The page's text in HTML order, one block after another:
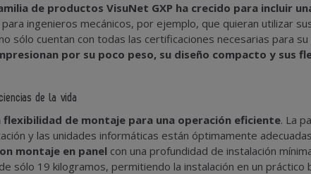
de productos VisuNet GXP ha crecido para incluir
ingenieros mecánicos, por ejemplo, que quieran utilizar
sólo cuentan con todas las certificaciones necesarias para
por su poco peso, su diseño compacto y sus
de la vida
flexibilidad de montaje para una operación eficiente. La
y las unidades informáticas están óptimamente
montaje en panel con una profundidad de instalación
sólo 19 kilogramos, permitiendo la instalación en un práctico